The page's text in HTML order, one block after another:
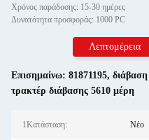
Χρόνος παράδοσης: 15-30 ημέρες
Δυνατότητα προσφοράς: 1000 PC
Λεπτομέρεια
Επισημαίνω: 81871195,
τρακτέρ διάβασης 5610 μέρη
1Κατάσταση: Νέο